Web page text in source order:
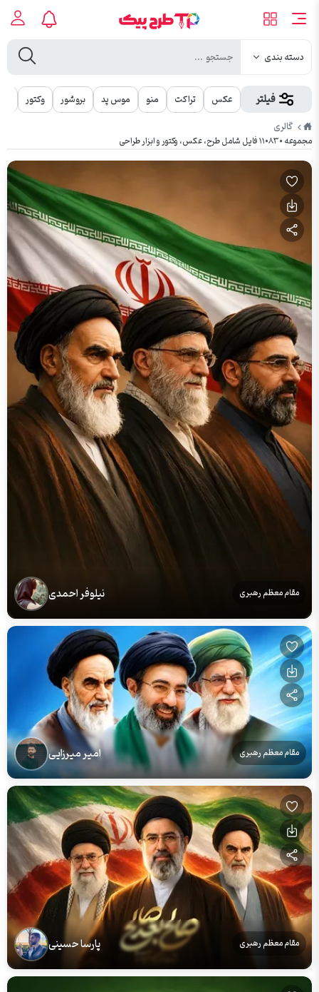
دسته بندی
فیلتر عکس تراکت منو موس پد بروشور وکتور
طرح
پیک
گالری
مجموعه ۱۱۰۸۳۰ فایل شامل طرح، عکس، وکتور و ابزار طراحی
مقام معظم رهبری نیلوفر احمدی
مقام معظم رهبری امیر میرزایی
مقام معظم رهبری پارسا حسینی